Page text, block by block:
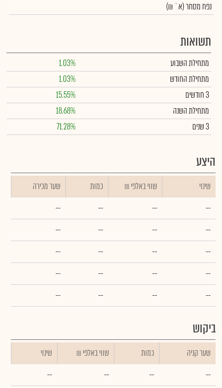
נפח מסחר(א` ₪)
תשואות
מתחילת השבוע
1.03%
מתחילת החודש
1.03%
3 חודשים
15.55%
מתחילת השנה
18.68%
3 שנים
71.28%
היצע
שינוי ₪ שווי באלפי כמות
שער מכירה
--
--
--
--
--
--
--
--
--
--
--
--
--
--
--
--
--
--
--
--
ביקוש
שער קניה כמות ₪ שווי באלפי
שינוי
--
--
--
--